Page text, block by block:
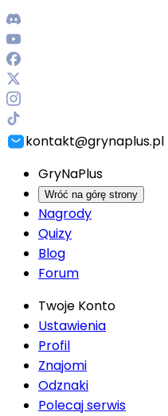
kontakt@grynaplus.pl
GryNaPlus
Wróć na górę strony
Nagrody
Quizy
Blog
Forum
Twoje Konto
Ustawienia
Profil
Znajomi
Odznaki
Polecaj serwis